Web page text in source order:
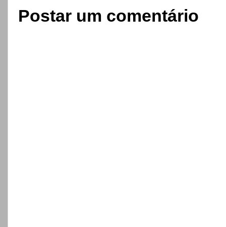
Postar um comentário